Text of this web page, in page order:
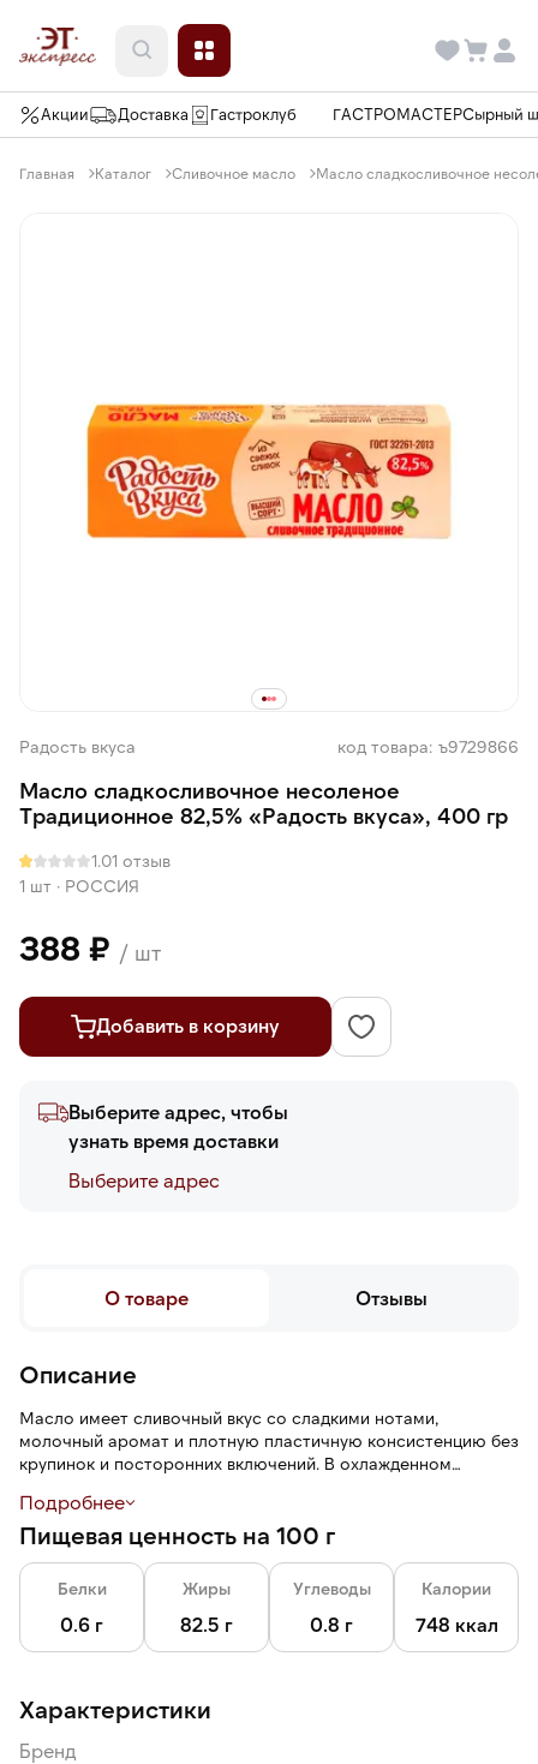
Акции Доставка Гастроклуб ГАСТРОМАСТЕРСырный
Главная Каталог Сливочное масло Масло сладкосливочное
Радость вкуса код товара: ъ9729866
Масло сладкосливочное несоленое
Традиционное 82,5% «Радость вкуса», 400 гр
1.01 отзыв
1 шт · РОССИЯ
388 ₽ / шт
Добавить в корзину
Выберите адрес, чтобы
узнать время доставки
Выберите адреc
О товаре Отзывы
Описание
Масло имеет сливочный вкус со сладкими нотами,
молочный аромат и плотную пластичную консистенцию без
крупинок и посторонних включений. В охлажденном
намазывается.
Подробнее
Пищевая ценность на 100 г
Белки
0.6 г
Жиры
82.5 г
Углеводы
0.8 г
Калории
748 ккал
Характеристики
Бренд